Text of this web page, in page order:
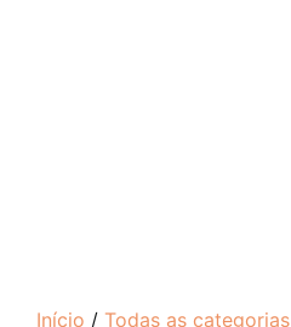
Início / Todas as categorias